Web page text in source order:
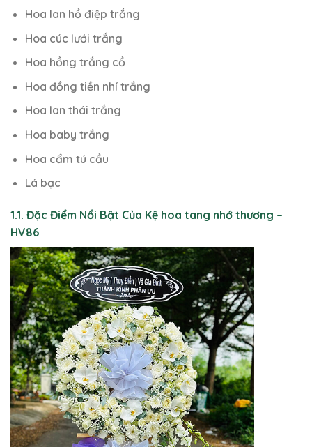
Hoa lan hồ điệp trắng
Hoa cúc lưới trắng
Hoa hồng trắng cồ
Hoa đồng tiền nhí trắng
Hoa lan thái trắng
Hoa baby trắng
Hoa cẩm tú cầu
Lá bạc
1.1. Đặc Điểm Nổi Bật Của Kệ hoa tang nhớ thương –
HV86